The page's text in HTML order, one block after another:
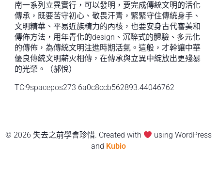
南一系列立異實行，可以發明，要完成傳統文明的活化
傳承，既要苦守初心、敬畏汗青，緊緊守住傳統身手、
文明精華、平易近族精力的內核，也要安身古代審美和
傳佈方法，用年青化的design、沉醉式的體驗、多元化
的傳佈，為傳統文明注進時期活氣。這般，才幹讓中華
優良傳統文明薪火相傳，在傳承與立異中綻放出更殘暴
的光榮。（郝悅）
TC:9spacepos273 6a0c8ccb562893.44046762
© 2026 失去之前學會珍惜. Created with
using WordPress
and Kubio